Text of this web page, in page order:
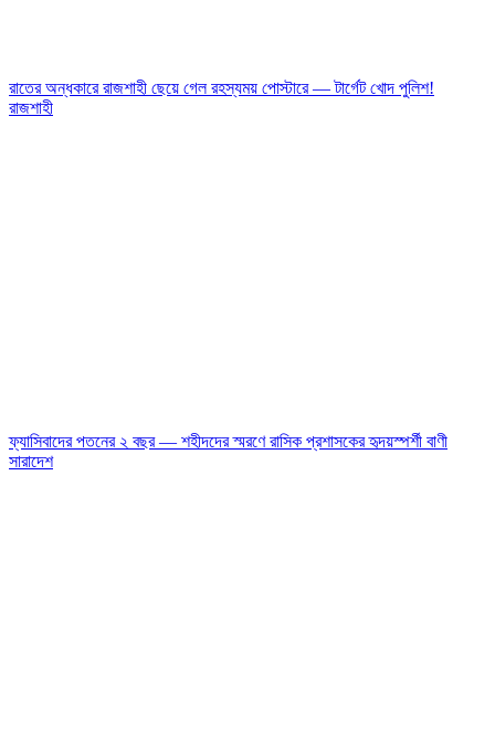
রাতের অন্ধকারে রাজশাহী ছেয়ে গেল রহস্যময় পোস্টারে — টার্গেট খোদ পুলিশ!
রাজশাহী
ফ্যাসিবাদের পতনের ২ বছর — শহীদদের স্মরণে রাসিক প্রশাসকের হৃদয়স্পর্শী বাণী
সারাদেশ